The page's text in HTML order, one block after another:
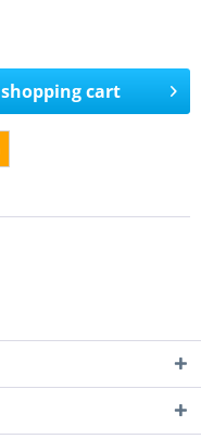
shopping cart